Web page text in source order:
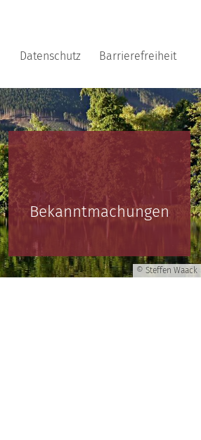
Datenschutz Barrierefreiheit
Bekanntmachungen
© Steffen Waack